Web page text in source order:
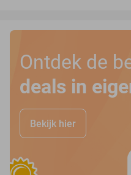
Ontdek de
deals in
Bekijk hier